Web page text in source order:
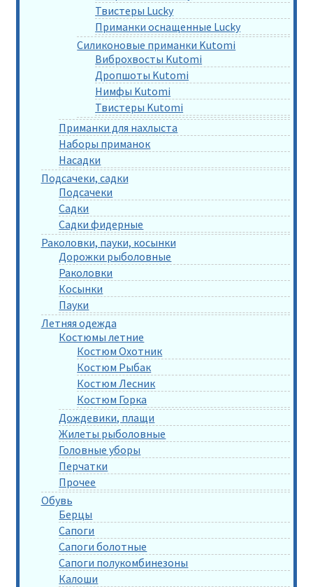
Твистеры Lucky
Приманки оснащенные Lucky
Силиконовые приманки Kutomi
Виброхвосты Kutomi
Дропшоты Kutomi
Нимфы Kutomi
Твистеры Kutomi
Приманки для нахлыста
Наборы приманок
Насадки
Подсачеки, садки
Подсачеки
Садки
Садки фидерные
Раколовки, пауки, косынки
Дорожки рыболовные
Раколовки
Косынки
Пауки
Летняя одежда
Костюмы летние
Костюм Охотник
Костюм Рыбак
Костюм Лесник
Костюм Горка
Дождевики, плащи
Жилеты рыболовные
Головные уборы
Перчатки
Прочее
Обувь
Берцы
Сапоги
Сапоги болотные
Сапоги полукомбинезоны
Калоши